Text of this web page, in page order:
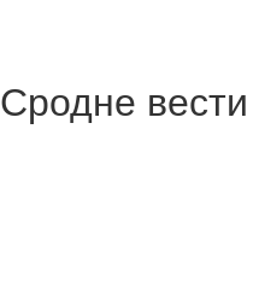
Сродне вести